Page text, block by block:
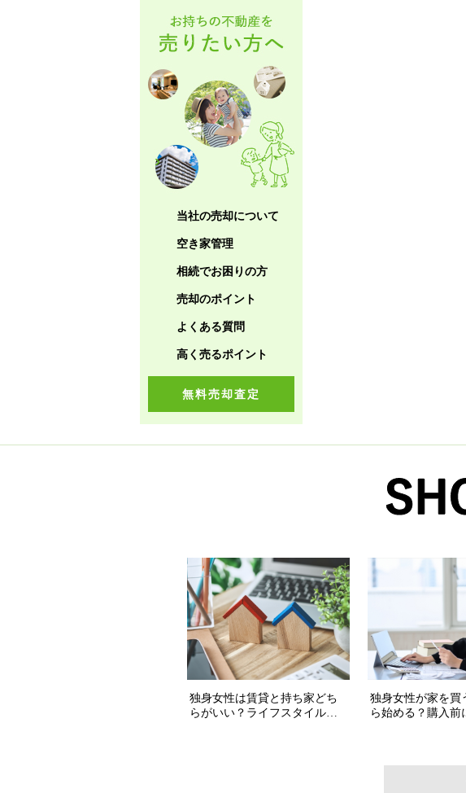
当社の売却について
空き家管理
相続でお困りの方
売却のポイント
よくある質問
高く売るポイント
無料売却査定